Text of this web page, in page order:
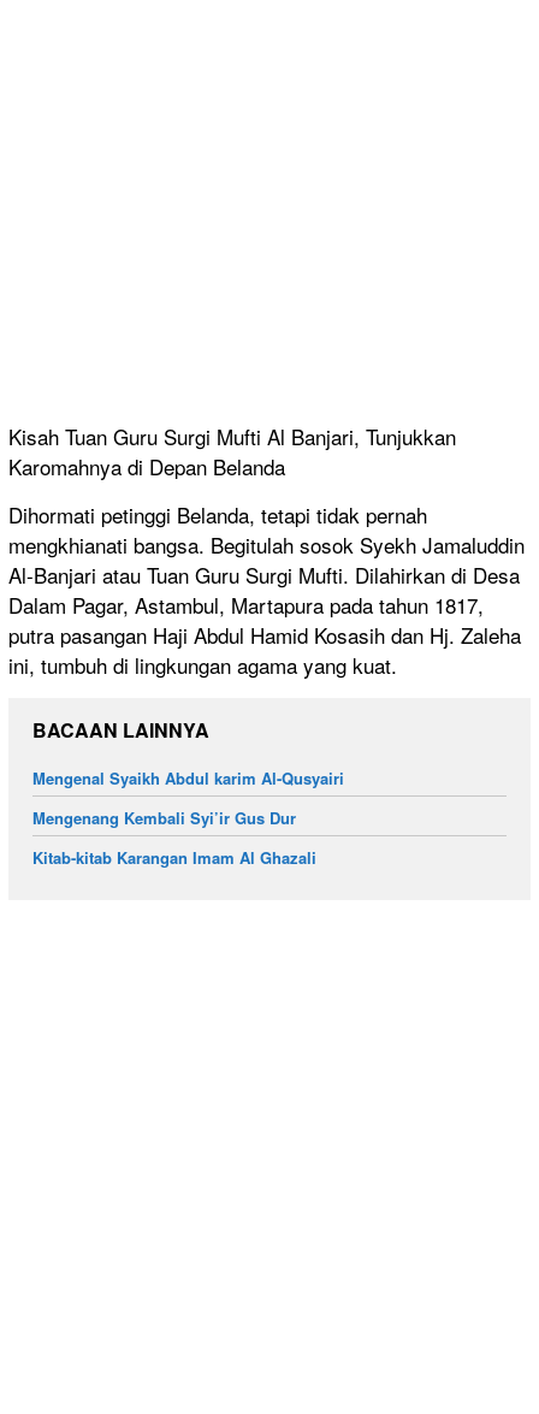
Kisah Tuan Guru Surgi Mufti Al Banjari, Tunjukkan
Karomahnya di Depan Belanda
Dihormati petinggi Belanda, tetapi tidak pernah
mengkhianati bangsa. Begitulah sosok Syekh Jamaluddin
Al-Banjari atau Tuan Guru Surgi Mufti. Dilahirkan di Desa
Dalam Pagar, Astambul, Martapura pada tahun 1817,
putra pasangan Haji Abdul Hamid Kosasih dan Hj. Zaleha
ini, tumbuh di lingkungan agama yang kuat.
BACAAN LAINNYA
Mengenal Syaikh Abdul karim Al-Qusyairi
Mengenang Kembali Syi’ir Gus Dur
Kitab-kitab Karangan Imam Al Ghazali